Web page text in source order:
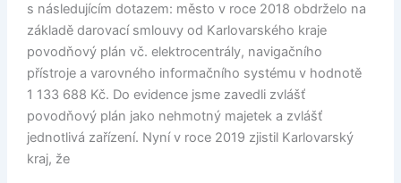
s následujícím dotazem: město v roce 2018 obdrželo na
základě darovací smlouvy od Karlovarského kraje
povodňový plán vč. elektrocentrály, navigačního
přístroje a varovného informačního systému v hodnotě
1 133 688 Kč. Do evidence jsme zavedli zvlášť
povodňový plán jako nehmotný majetek a zvlášť
jednotlivá zařízení. Nyní v roce 2019 zjistil Karlovarský
kraj, že